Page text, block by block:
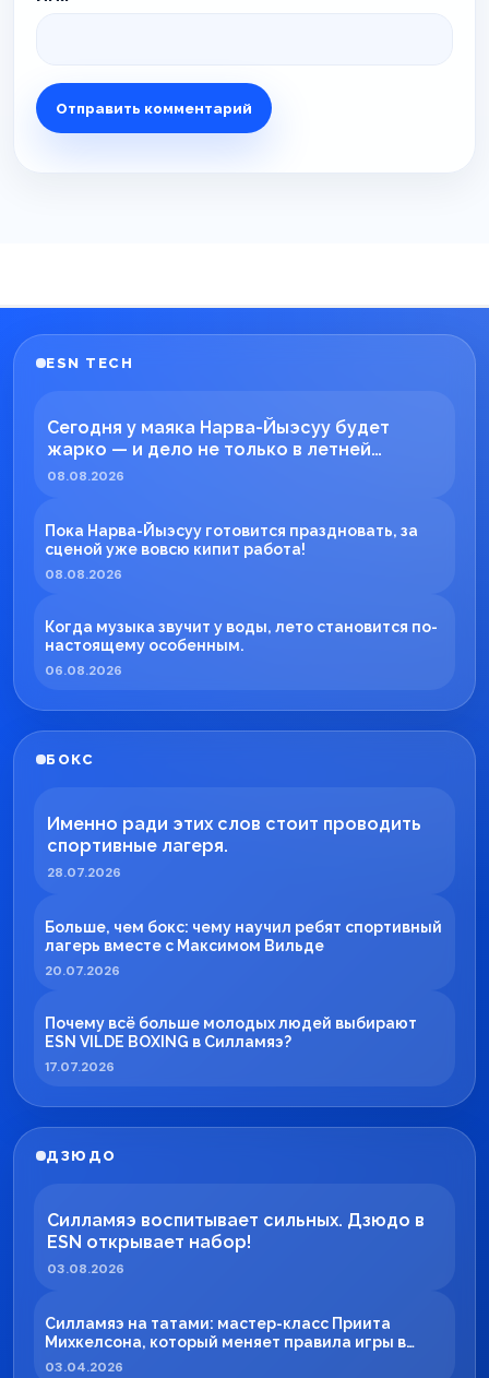
ESN TECH
Сегодня у маяка Нарва-Йыэсуу будет
жарко — и дело не только в летней
погоде!
08.08.2026
Пока Нарва-Йыэсуу готовится праздновать, за
сценой уже вовсю кипит работа!
08.08.2026
Когда музыка звучит у воды, лето становится по-
настоящему особенным.
06.08.2026
БОКС
Именно ради этих слов стоит проводить
спортивные лагеря.
28.07.2026
Больше, чем бокс: чему научил ребят спортивный
лагерь вместе с Максимом Вильде
20.07.2026
Почему всё больше молодых людей выбирают
ESN VILDE BOXING в Силламяэ?
17.07.2026
ДЗЮДО
Силламяэ воспитывает сильных. Дзюдо в
ESN открывает набор!
03.08.2026
Силламяэ на татами: мастер-класс Приита
Михкелсона, который меняет правила игры в
регионе
03.04.2026